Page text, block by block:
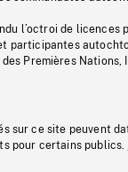
l’octroi de
participantes
Premières Nations,
sur ce site peuvent
pour certains publics.